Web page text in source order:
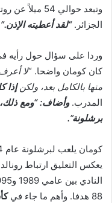
وتبعد حوالي
الجزائر. “لقد أعطيته الإذن.”
وردا على سؤال حول رأيه
كان كومان واضحا. “لا
منها بالكامل بعد، ولكنإذا
المدرب.وأضاف: “ومع
برشلونة”.
كومان يلعب لبرشلونة عام 1994.
يعكس التعليق ارتباط
88 هدفا. وأهم ما جاء في